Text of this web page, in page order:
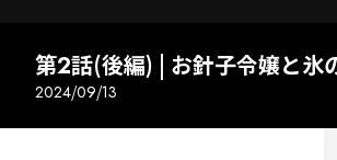
第2話(後編) | お針子令嬢と氷
2024/09/13